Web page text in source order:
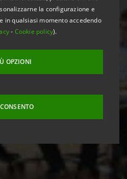
la configurazione e
in qualsiasi momento accedendo
- Cookie policy).
OPZIONI